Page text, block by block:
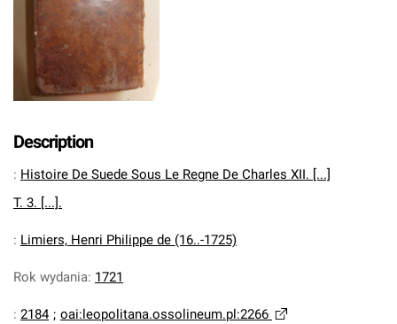
Description
: Histoire De Suede Sous Le Regne De Charles XII. [...]
T. 3. [...].
: Limiers, Henri Philippe de (16..-1725)
Rok wydania: 1721
: 2184 ; oai:leopolitana.ossolineum.pl:2266